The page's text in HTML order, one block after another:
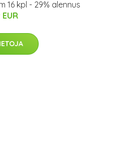
16 kpl - 29% alennus
EUR